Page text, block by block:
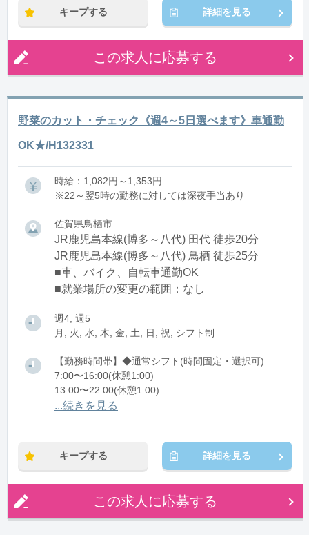
キープする 詳細を見る
この求人に応募する
野菜のカット・チェック《週4～5日選べます》車通勤
OK★/H132331
時給：1,082円～1,353円
※22～翌5時の勤務に対しては深夜手当あり
佐賀県鳥栖市
JR鹿児島本線(博多～八代) 田代 徒歩20分
JR鹿児島本線(博多～八代) 鳥栖 徒歩25分
■車、バイク、自転車通勤OK
■就業場所の変更の範囲：なし
週4, 週5
月, 火, 水, 木, 金, 土, 日, 祝, シフト制
【勤務時間帯】◆通常シフト(時間固定・選択可)
7:00〜16:00(休憩1:00)
13:00〜22:00(休憩1:00)
21:00〜翌6:00(休憩1:00)
...続きを見る
キープする 詳細を見る
この求人に応募する